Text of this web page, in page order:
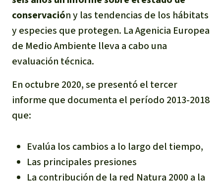
conservación y las tendencias de los hábitats
y especies que protegen. La Agenicia Europea
de Medio Ambiente lleva a cabo una
evaluación técnica.
En octubre 2020, se presentó el tercer
informe que documenta el período 2013-2018
que:
Evalúa los cambios a lo largo del tiempo,
Las principales presiones
La contribución de la red Natura 2000 a la